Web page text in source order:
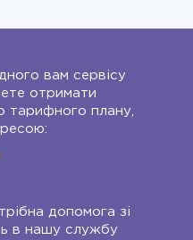
вам сервісу
отримати
тарифного плану,
допомога зі
в нашу службу